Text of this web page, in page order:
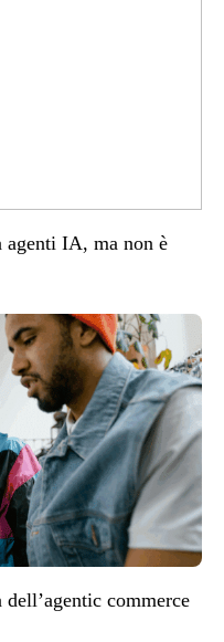
agenti IA, ma non è
dell’agentic commerce